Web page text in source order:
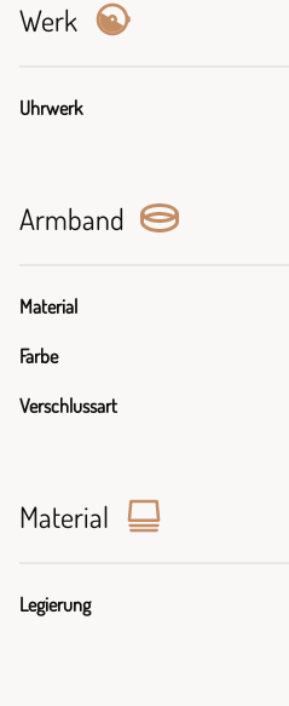
Werk
Uhrwerk
Armband
Material
Farbe
Verschlussart
Material
Legierung